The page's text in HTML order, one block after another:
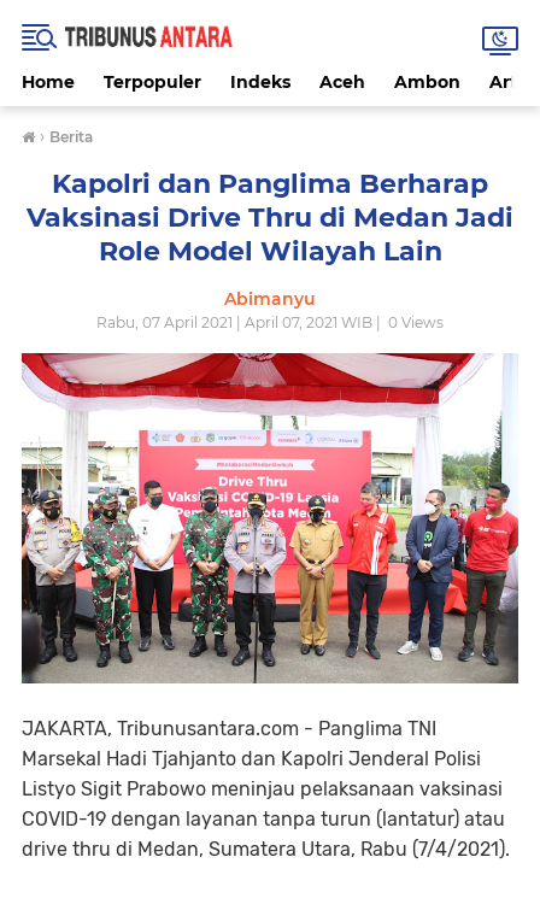
Home Terpopuler Indeks Aceh Ambon
› Berita
Kapolri dan Panglima Berharap
Vaksinasi Drive Thru di Medan Jadi
Role Model Wilayah Lain
Abimanyu
Rabu, 07 April 2021 | April 07, 2021 WIB | 0 Views
JAKARTA, Tribunusantara.com - Panglima TNI
Marsekal Hadi Tjahjanto dan Kapolri Jenderal Polisi
Listyo Sigit Prabowo meninjau pelaksanaan vaksinasi
COVID-19 dengan layanan tanpa turun (lantatur) atau
drive thru di Medan, Sumatera Utara, Rabu (7/4/2021).